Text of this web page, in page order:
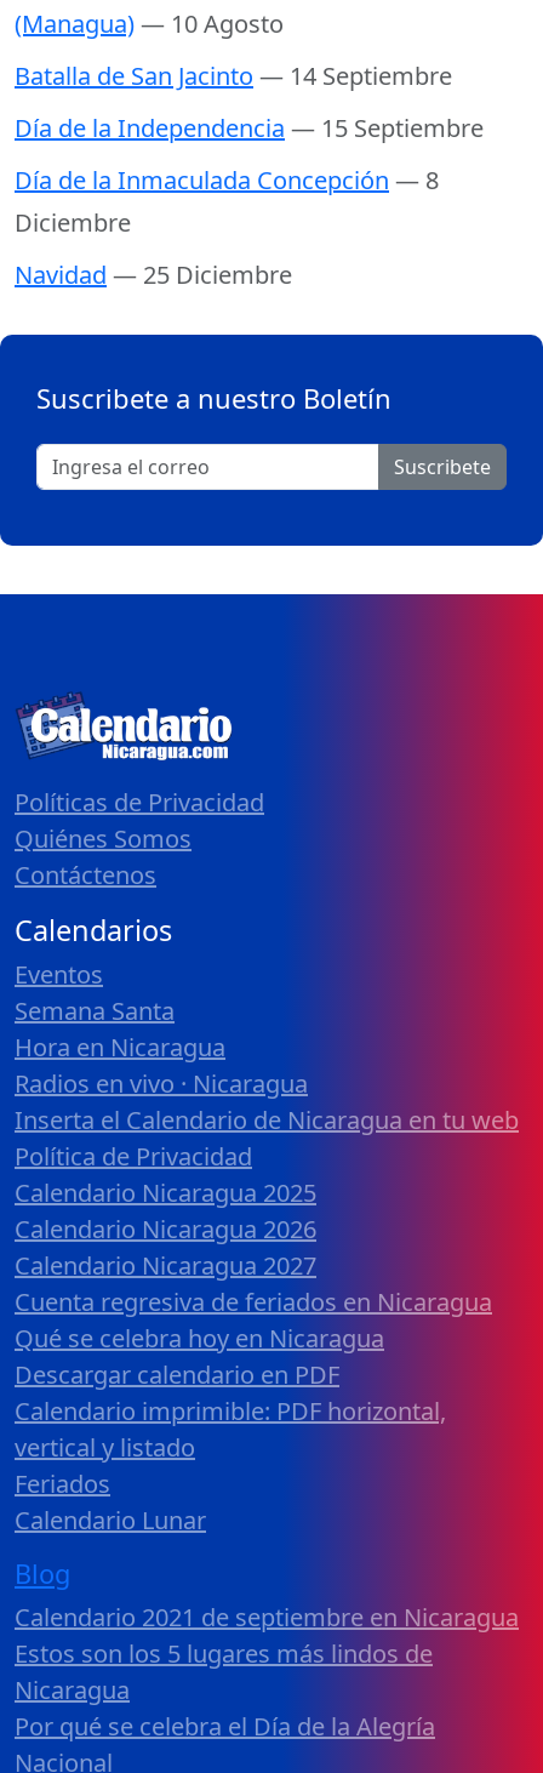
(Managua)— 10 Agosto
Batalla de San Jacinto — 14 Septiembre
Día de la Independencia — 15 Septiembre
Día de la Inmaculada Concepción — 8
Diciembre
Navidad — 25 Diciembre
Suscribete a nuestro Boletín
Suscribete
Políticas de Privacidad
Quiénes Somos
Contáctenos
Calendarios
Eventos
Semana Santa
Hora en Nicaragua
Radios en vivo · Nicaragua
Inserta el Calendario de Nicaragua en tu web
Política de Privacidad
Calendario Nicaragua 2025
Calendario Nicaragua 2026
Calendario Nicaragua 2027
Cuenta regresiva de feriados en Nicaragua
Qué se celebra hoy en Nicaragua
Descargar calendario en PDF
Calendario imprimible: PDF horizontal,
vertical y listado
Feriados
Calendario Lunar
Blog
Calendario 2021 de septiembre en Nicaragua
Estos son los 5 lugares más lindos de
Nicaragua
Por qué se celebra el Día de la Alegría
Nacional